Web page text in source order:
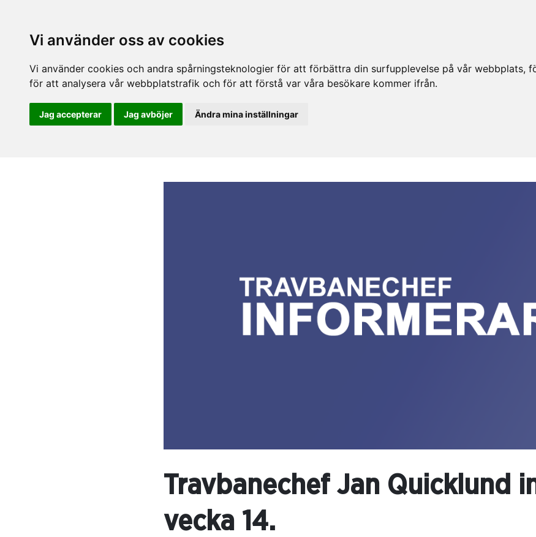
Vi använder oss av cookies
Vi använder cookies och andra spårningsteknologier för att förbättra din surfupplevelse på vår webbplats,
för att analysera vår webbplatstrafik och för att förstå var våra besökare kommer ifrån.
Jag accepterar Jag avböjer Ändra mina inställningar
Travbanechef Jan Quicklund
vecka 14.